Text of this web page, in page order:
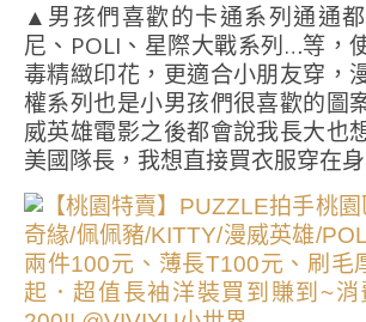
▲男孩們喜歡的卡通系列通通
尼、POLI、星際大戰系列…等，
毒精緻印花，更適合小朋友穿，
權系列也是小男孩們很喜歡的圖
威英雄電影之後都會說我長大也
美國隊長，我想直接買衣服穿在